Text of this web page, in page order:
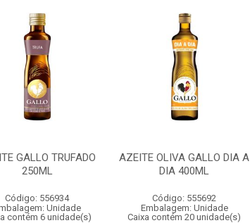
GALLO TRUFADO
250ML
Código: 556934
Unidade
contém 6 unidade(s)
AZEITE OLIVA GALLO DIA A
DIA 400ML
Código: 555692
Embalagem: Unidade
Caixa contém 20 unidade(s)